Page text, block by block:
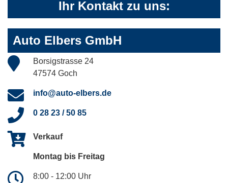
Ihr Kontakt zu uns:
Auto Elbers GmbH
Borsigstrasse 24
47574 Goch
info@auto-elbers.de
0 28 23 / 50 85
Verkauf
Montag bis Freitag
8:00 - 12:00 Uhr